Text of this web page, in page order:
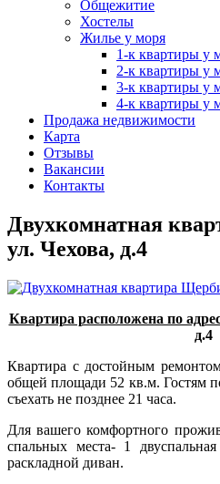
Общежитие
Хостелы
Жилье у моря
1-к квартиры у
2-к квартиры у
3-к квартиры у
4-к квартиры у
Продажа недвижимости
Карта
Отзывы
Вакансии
Контакты
Двухкомнатная
ул. Чехова, д.4
Квартира расположена по
д.4
Квартира с достойным
общей площади 52 кв.м. Гостям
съехать не позднее 21 часа.
Для вашего комфортного
спальных места- 1
раскладной диван.